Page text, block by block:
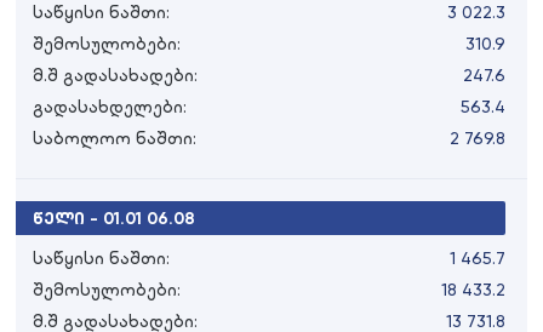
წელი - 01.01 06.08
საწყისი ნაშთი:
1 465.7
შემოსულობები:
18 433.2
მ.შ გადასახადები:
13 731.8
საწყისი ნაშთი:
3 022.3
შემოსულობები:
310.9
მ.შ გადასახადები:
247.6
გადასახდელები:
563.4
საბოლოო ნაშთი:
2 769.8